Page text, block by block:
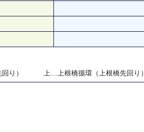
回り） 上…上根橋循環（上根橋先回り）